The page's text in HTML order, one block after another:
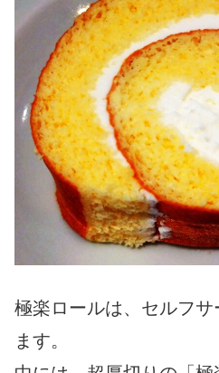
極楽ロールは、セルフサ
ます。